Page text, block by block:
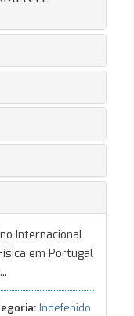
Internacional
em Portugal
Indefenido